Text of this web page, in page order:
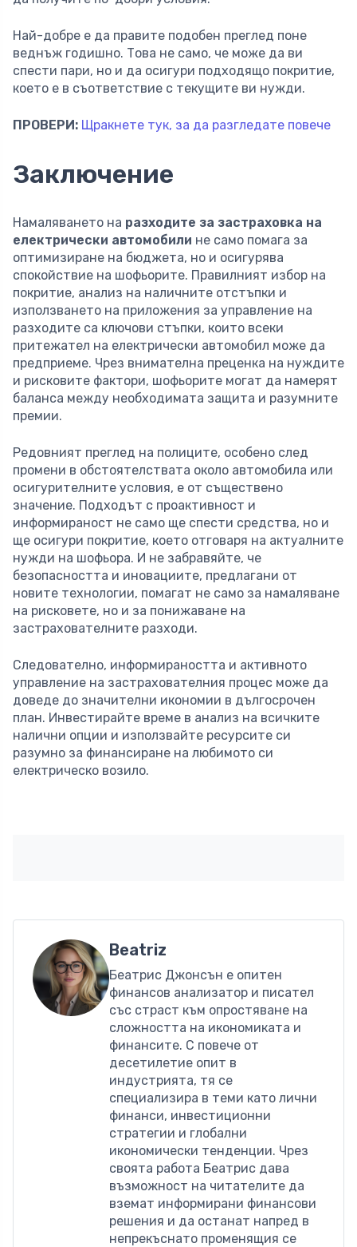
Най-добре е да правите подобен преглед поне
веднъж годишно. Това не само, че може да ви
спести пари, но и да осигури подходящо покритие,
което е в съответствие с текущите ви нужди.
ПРОВЕРИ: Щракнете тук, за да разгледате повече
Заключение
Намаляването на разходите за застраховка на
електрически автомобили не само помага за
оптимизиране на бюджета, но и осигурява
спокойствие на шофьорите. Правилният избор на
покритие, анализ на наличните отстъпки и
използването на приложения за управление на
разходите са ключови стъпки, които всеки
притежател на електрически автомобил може да
предприеме. Чрез внимателна преценка на нуждите
и рисковите фактори, шофьорите могат да намерят
баланса между необходимата защита и разумните
премии.
Редовният преглед на полиците, особено след
промени в обстоятелствата около автомобила или
осигурителните условия, е от съществено
значение. Подходът с проактивност и
информираност не само ще спести средства, но и
ще осигури покритие, което отговаря на актуалните
нужди на шофьора. И не забравяйте, че
безопасността и иновациите, предлагани от
новите технологии, помагат не само за намаляване
на рисковете, но и за понижаване на
застрахователните разходи.
Следователно, информираността и активното
управление на застрахователния процес може да
доведе до значителни икономии в дългосрочен
план. Инвестирайте време в анализ на всичките
налични опции и използвайте ресурсите си
разумно за финансиране на любимото си
електрическо возило.
Beatriz
Беатрис Джонсън е опитен
финансов анализатор и писател
със страст към опростяване на
сложността на икономиката и
финансите. С повече от
десетилетие опит в
индустрията, тя се
специализира в теми като лични
финанси, инвестиционни
стратегии и глобални
икономически тенденции. Чрез
своята работа Беатрис дава
възможност на читателите да
вземат информирани финансови
решения и да останат напред в
непрекъснато променящия се